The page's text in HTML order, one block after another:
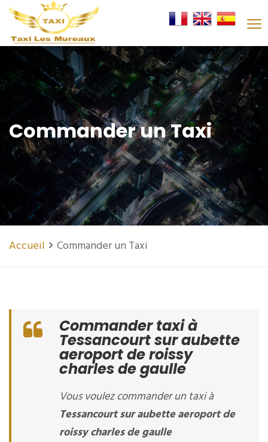
Commander un Taxi
Accueil Commander un Taxi
Commander taxi à
Tessancourt sur aubette
aeroport de roissy
charles de gaulle
Vous voulez commander un taxi à
Tessancourt sur aubette aeroport de
roissy charles de gaulle